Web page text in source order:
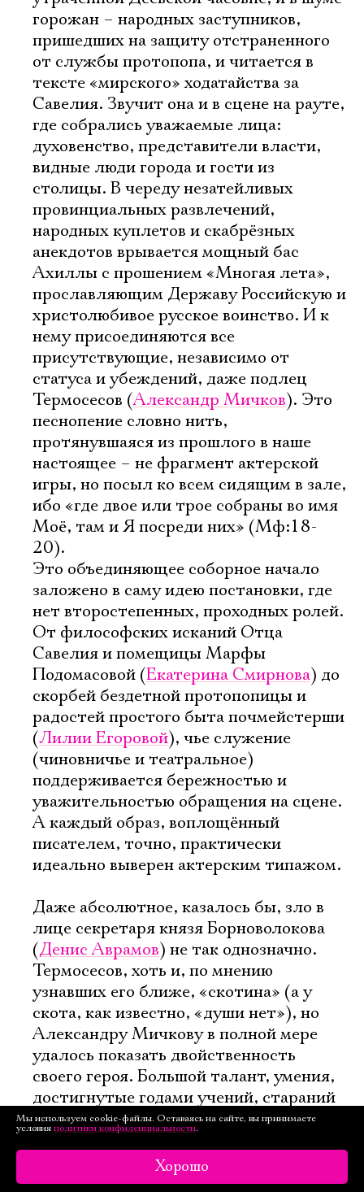
горожан – народных заступников,
пришедших на защиту отстраненного
от службы протопопа, и читается в
тексте «мирского» ходатайства за
Савелия. Звучит она и в сцене на рауте,
где собрались уважаемые лица:
духовенство, представители власти,
видные люди города и гости из
столицы. В череду незатейливых
провинциальных развлечений,
народных куплетов и скабрёзных
анекдотов врывается мощный бас
Ахиллы с прошением «Многая лета»,
прославляющим Державу Российскую и
христолюбивое русское воинство. И к
нему присоединяются все
присутствующие, независимо от
статуса и убеждений, даже подлец
Термосесов (Александр Мичков). Это
песнопение словно нить,
протянувшаяся из прошлого в наше
настоящее – не фрагмент актерской
игры, но посыл ко всем сидящим в зале,
ибо «где двое или трое собраны во имя
Моё, там и Я посреди них» (Мф:18-
20).
Это объединяющее соборное начало
заложено в саму идею постановки, где
нет второстепенных, проходных ролей.
От философских исканий Отца
Савелия и помещицы Марфы
Подомасовой (Екатерина Смирнова) до
скорбей бездетной протопопицы и
радостей простого быта почмейстерши
(Лилии Егоровой), чье служение
(чиновничье и театральное)
поддерживается бережностью и
уважительностью обращения на сцене.
А каждый образ, воплощённый
писателем, точно, практически
идеально выверен актерским типажом.
Даже абсолютное, казалось бы, зло в
лице секретаря князя Борноволокова
(Денис Аврамов) не так однозначно.
Термосесов, хоть и, по мнению
узнавших его ближе, «скотина» (а у
скота, как известно, «души нет»), но
Александру Мичкову в полной мере
удалось показать двойственность
своего героя. Большой талант, умения,
достигнутые годами учений, стараний
и подчинения, неблагодарно
используются сильными мира сего,
потому что у таких, как он, нет ни
денег, ни прав по рождению, ни
Мы используем cookie-файлы. Оставаясь на сайте, вы принимаете
условия политики конфиденциальности.
Хорошо